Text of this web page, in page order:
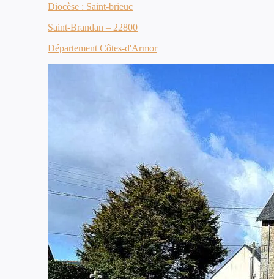
Diocèse : Saint-brieuc
Saint-Brandan – 22800
Département Côtes-d'Armor